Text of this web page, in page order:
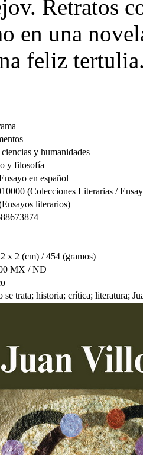
Retratos
en una
feliz
y humanidades
y filosofía
en español
(Colecciones Literarias /
literarios)
x 2 (cm) / 454 (gramos)
MX / ND
se trata; historia; crítica; literatura;